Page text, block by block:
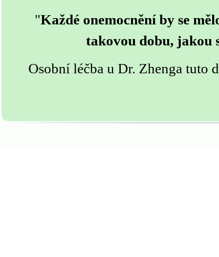
"Každé onemocnění by se
takovou dobu, jakou
Osobní léčba u Dr. Zhenga tuto